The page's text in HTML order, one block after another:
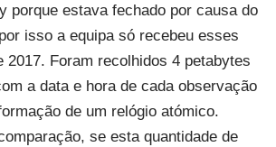
porque estava fechado por causa do
isso a equipa só recebeu esses
2017. Foram recolhidos 4 petabytes
a data e hora de cada observação
de um relógio atómico.
se esta quantidade de